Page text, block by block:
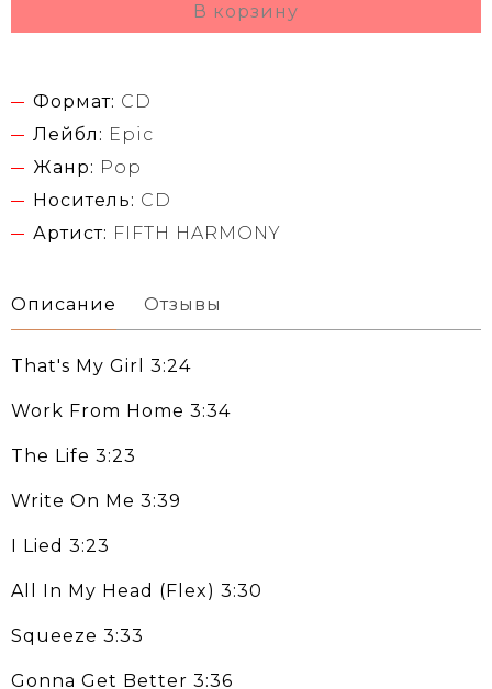
В корзину
Формат: CD
Лейбл: Epic
Жанр: Pop
Носитель: CD
Артист: FIFTH HARMONY
Описание Отзывы
That's My Girl 3:24
Work From Home 3:34
The Life 3:23
Write On Me 3:39
I Lied 3:23
All In My Head (Flex) 3:30
Squeeze 3:33
Gonna Get Better 3:36